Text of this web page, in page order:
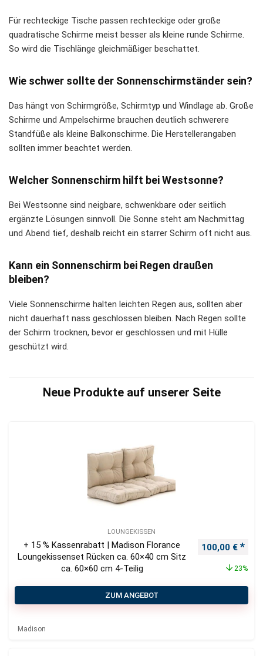
Für rechteckige Tische passen rechteckige oder große
quadratische Schirme meist besser als kleine runde Schirme.
So wird die Tischlänge gleichmäßiger beschattet.
Wie schwer sollte der Sonnenschirmständer sein?
Das hängt von Schirmgröße, Schirmtyp und Windlage ab. Große
Schirme und Ampelschirme brauchen deutlich schwerere
Standfüße als kleine Balkonschirme. Die Herstellerangaben
sollten immer beachtet werden.
Welcher Sonnenschirm hilft bei Westsonne?
Bei Westsonne sind neigbare, schwenkbare oder seitlich
ergänzte Lösungen sinnvoll. Die Sonne steht am Nachmittag
und Abend tief, deshalb reicht ein starrer Schirm oft nicht aus.
Kann ein Sonnenschirm bei Regen draußen
bleiben?
Viele Sonnenschirme halten leichten Regen aus, sollten aber
nicht dauerhaft nass geschlossen bleiben. Nach Regen sollte
der Schirm trocknen, bevor er geschlossen und mit Hülle
geschützt wird.
Neue Produkte auf unserer Seite
LOUNGEKISSEN
+ 15 % Kassenrabatt | Madison Florance
Loungekissenset Rücken ca. 60×40 cm Sitz
ca. 60×60 cm 4-Teilig
100,00 €
23%
ZUM ANGEBOT
Madison